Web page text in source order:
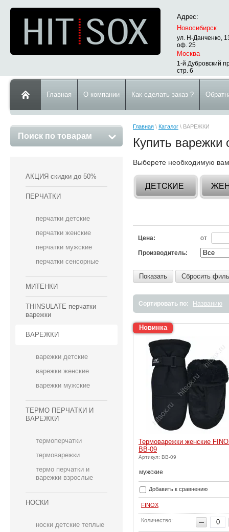
Адрес:
Новосибирск
ул. Н-Данченко,
оф. 25
Москва
1-й Дубровский
стр. 6
Главная О компании Как сделать заказ ?
Поиск по товарам
АКЦИЯ скидки до 50%
ПЕРЧАТКИ
перчатки детские
перчатки женские
перчатки мужские
перчатки сенсорные
МИТЕНКИ
THINSULATE перчатки
варежки
ВАРЕЖКИ
варежки детские
варежки женские
варежки мужские
ТЕРМО ПЕРЧАТКИ И
ВАРЕЖКИ
термоперчатки
термоварежки
термо перчатки и
варежки взрослые
НОСКИ
носки детские теплые
Главная \ Каталог \ ВАРЕЖКИ
Купить варежки
Выберете необходимую
Цена: от
Производитель:
Показать Сбросить
Сортировать по: Названию
Новинка
Термоварежки женские
ВВ-09
Артикул: ВВ-09
мужские
Добавить к сравнению
FINOX
Количество: